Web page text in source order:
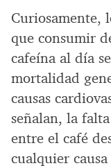
Curiosamente,
que consumir
cafeína al día
mortalidad
causas
señalan, la
entre el café
cualquier